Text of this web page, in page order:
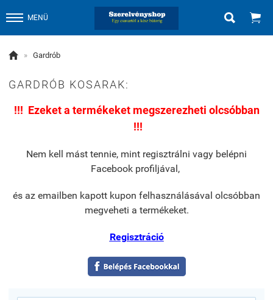
MENÜ  
 » Gardrób
GARDRÓB KOSARAK:
!!! Ezeket a termékeket megszerezheti olcsóbban
!!!
Nem kell mást tennie, mint regisztrálni vagy belépni
Facebook profiljával,
és az emailben kapott kupon felhasználásával olcsóbban
megveheti a termékeket.
Regisztráció